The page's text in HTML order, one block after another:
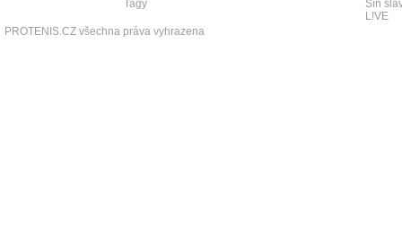
Tagy
Síň
L!VE
PROTENIS.CZ všechna práva vyhrazena